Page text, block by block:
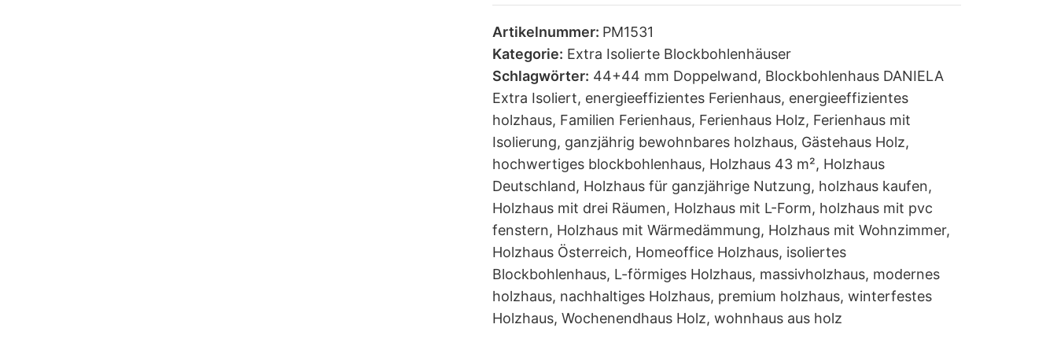
Artikelnummer: PM1531
Kategorie: Extra Isolierte Blockbohlenhäuser
Schlagwörter: 44+44 mm Doppelwand, Blockbohlenhaus DANIELA
Extra Isoliert, energieeffizientes Ferienhaus, energieeffizientes
holzhaus, Familien Ferienhaus, Ferienhaus Holz, Ferienhaus mit
Isolierung, ganzjährig bewohnbares holzhaus, Gästehaus Holz,
hochwertiges blockbohlenhaus, Holzhaus 43 m², Holzhaus
Deutschland, Holzhaus für ganzjährige Nutzung, holzhaus kaufen,
Holzhaus mit drei Räumen, Holzhaus mit L-Form, holzhaus mit pvc
fenstern, Holzhaus mit Wärmedämmung, Holzhaus mit Wohnzimmer,
Holzhaus Österreich, Homeoffice Holzhaus, isoliertes
Blockbohlenhaus, L-förmiges Holzhaus, massivholzhaus, modernes
holzhaus, nachhaltiges Holzhaus, premium holzhaus, winterfestes
Holzhaus, Wochenendhaus Holz, wohnhaus aus holz